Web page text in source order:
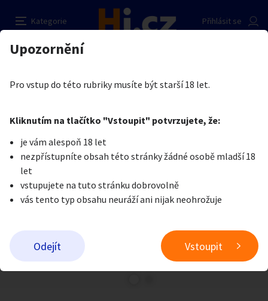
Kategorie
Přihlásit se
Auto-moto
Reality a bydlení Seznamka
Zvířata
Stroje a nářadí PC a elektro Sport a hobby
Sběratelství
Přidat inzerát
Erotika Dívky na erotické služby
Je nám líto, ale tenhle inzerát již není aktuální.
Top Jobs Germany
Prodávající
Pošlete uživateli zprávu
Nahlásit inzerát
Upozornění
Pro vstup do této rubriky musíte být starší 18 let.
Kliknutím na tlačítko "Vstoupit" potvrzujete, že:
je vám alespoň 18 let
nezpřístupníte obsah této stránky žádné osobě mladší 18
let
vstupujete na tuto stránku dobrovolně
vás tento typ obsahu neuráží ani nijak neohrožuje
Odejít Vstoupit